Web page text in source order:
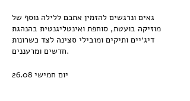
גאים ונרגשים להזמין אתכם ללילה נוסף של
מוזיקה בועטת, סוחפת ואינטליגנטית בהנהגת
דיג׳יים ותיקים ומובילי סצינה לצד כשרונות
חדשים ומרעננים.
יום חמישי 26.08